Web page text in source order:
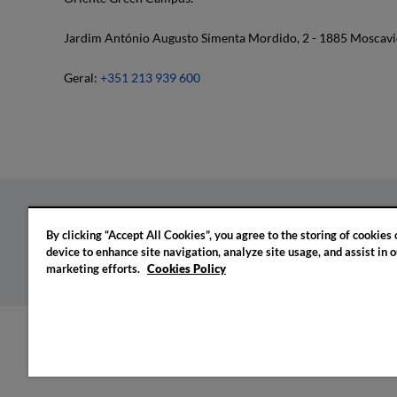
Jardim António Augusto Simenta Mordido, 2 - 1885
Geral: +351 213 939 600
Política de privacidade Política de cookies
By clicking “Accept All Cookies”, you agree to the storing of cookies
device to enhance site navigation, analyze site usage, and assist in
marketing efforts. Cookies Policy